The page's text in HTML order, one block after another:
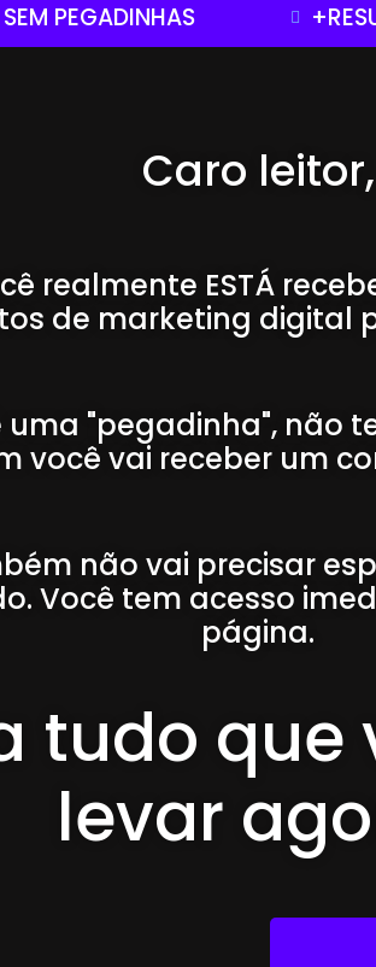
SEM PEGADINHAS
Caro leitor,
realmente ESTÁ
de marketing digital
uma "pegadinha", não
você vai receber um
não vai precisar
Você tem acesso
página.
tudo que
levar